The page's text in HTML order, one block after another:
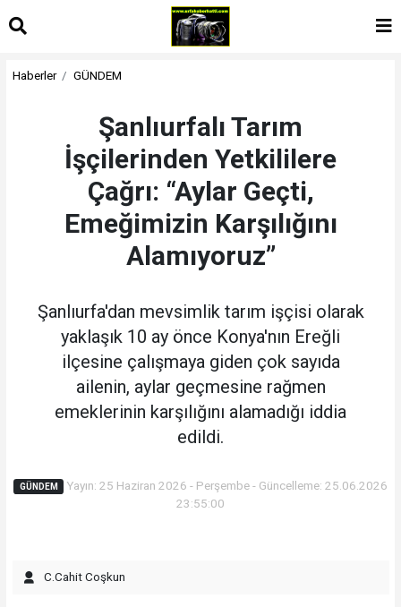
Haberler GÜNDEM
Şanlıurfalı Tarım
İşçilerinden Yetkililere
Çağrı: “Aylar Geçti,
Emeğimizin Karşılığını
Alamıyoruz”
Şanlıurfa'dan mevsimlik tarım işçisi olarak
yaklaşık 10 ay önce Konya'nın Ereğli
ilçesine çalışmaya giden çok sayıda
ailenin, aylar geçmesine rağmen
emeklerinin karşılığını alamadığı iddia
edildi.
GÜNDEM
Yayın: 25 Haziran 2026 - Perşembe - Güncelleme: 25.06.2026
23:55:00
C.Cahit Coşkun